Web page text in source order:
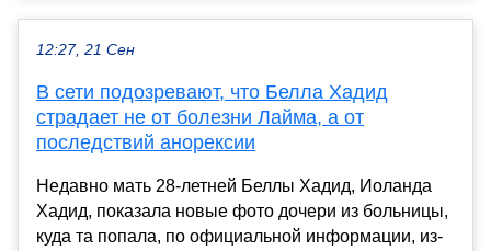
12:27, 21 Сен
В сети подозревают, что Белла Хадид
страдает не от болезни Лайма, а от
последствий анорексии
Недавно мать 28-летней Беллы Хадид, Иоланда
Хадид, показала новые фото дочери из больницы,
куда та попала, по официальной информации, из-